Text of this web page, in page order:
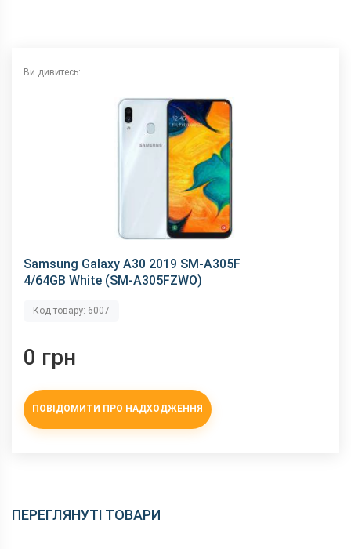
Характеристики та комплектацію товару виробник може
Ви дивитесь:
Samsung Galaxy A30 2019 SM-A305F
4/64GB White (SM-A305FZWO)
Код товару: 6007
0 грн
ПОВІДОМИТИ ПРО НАДХОДЖЕННЯ
ПЕРЕГЛЯНУТІ ТОВАРИ